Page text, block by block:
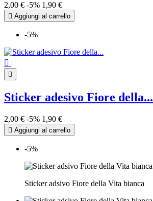
2,00 € -5% 1,90 €
 Aggiungi al carrello
-5%
 |

Sticker adesivo Fiore della...
2,00 € -5% 1,90 €
 Aggiungi al carrello
-5%
Sticker adsivo Fiore della Vita bianca